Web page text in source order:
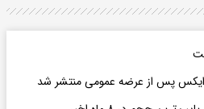
پس از عرضه عمومی منتشر شد